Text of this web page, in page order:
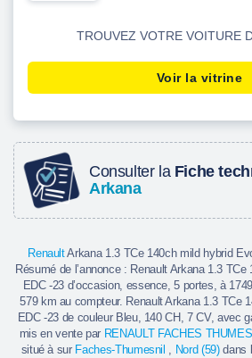
TROUVEZ VOTRE VOITURE
Voir la vitrine
Consulter la Fiche
Arkana
RenaultArkana 1.3 TCe 140ch mild hybrid
Résumé de l’annonce : Renault Arkana 1.3
EDC -23 d’occasion, essence, 5 portes, à
579 km au compteur. Renault Arkana 1.3 TCe
EDC -23 de couleur Bleu, 140 CH, 7 CV, avec
mis en vente par RENAULT FACHES
situé à sur Faches-Thumesnil , Nord (59)dans